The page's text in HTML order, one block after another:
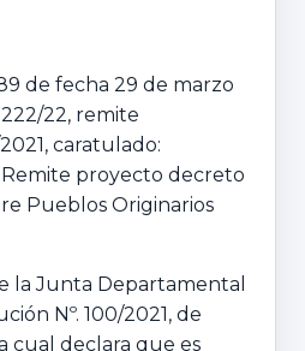
de fecha 29 de marzo
222/22, remite
caratulado:
proyecto decreto
Pueblos Originarios
la Junta Departamental
Nº. 100/2021, de
cual declara que es